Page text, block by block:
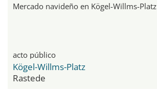
Mercado navideño en Kögel-Willms-Platz
acto público
Kögel-Willms-Platz
Rastede